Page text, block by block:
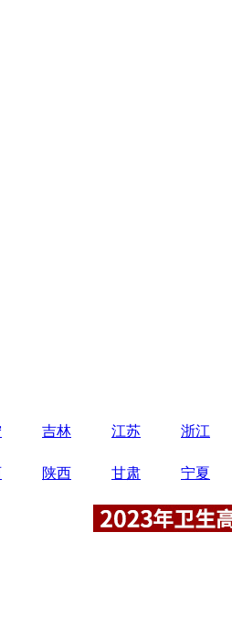
吉林 江苏 浙江
陕西 甘肃 宁夏